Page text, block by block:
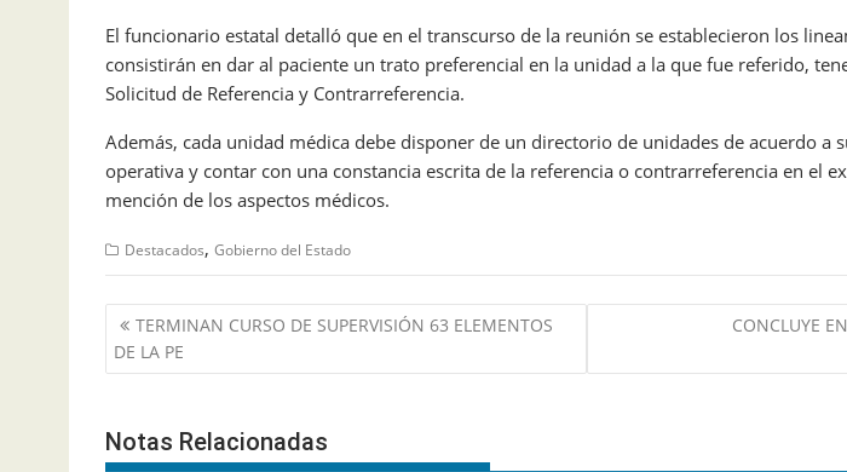
El funcionario estatal detalló que en el transcurso de la reunión se establecieron los
consistirán en dar al paciente un trato preferencial en la unidad a la que fue referido,
Solicitud de Referencia y Contrarreferencia.
Además, cada unidad médica debe disponer de un directorio de unidades de acuerdo a
operativa y contar con una constancia escrita de la referencia o contrarreferencia en el
mención de los aspectos médicos.
Destacados, Gobierno del Estado
Navegación
de
entradas
TERMINAN CURSO DE SUPERVISIÓN 63 ELEMENTOS
DE LA PE
CONCLUYE
Notas Relacionadas